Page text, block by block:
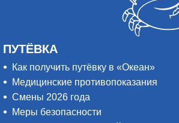
ПУТЁВКА
Как получить путёвку в «Океан»
Медицинские противопоказания
Смены 2026 года
Меры безопасности